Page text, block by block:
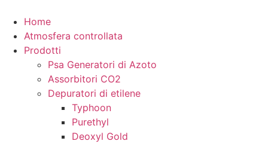
contenuto
Home
Atmosfera controllata
Prodotti
Psa Generatori di Azoto
Assorbitori CO2
Depuratori di etilene
Typhoon
Purethyl
Deoxyl Gold